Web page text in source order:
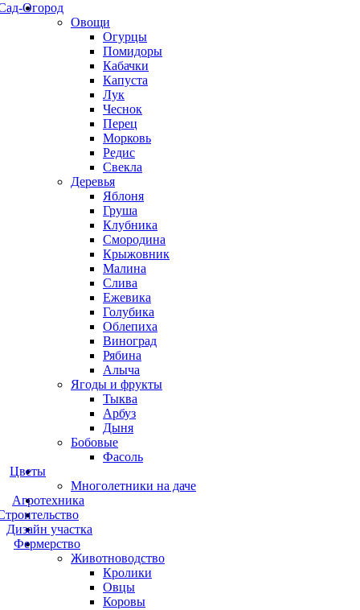
Огород
Овощи
Огурцы
Помидоры
Кабачки
Капуста
Лук
Чеснок
Перец
Морковь
Редис
Свекла
Деревья
Яблоня
Груша
Клубника
Смородина
Крыжовник
Малина
Слива
Ежевика
Голубика
Облепиха
Виноград
Рябина
Алыча
Ягоды и фрукты
Тыква
Арбуз
Дыня
Бобовые
Фасоль
Цветы
Многолетники на даче
Агротехника
Дизайн участка
Фермерство
Животноводство
Кролики
Овцы
Коровы